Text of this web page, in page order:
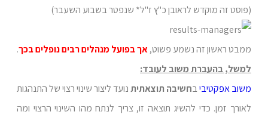
(פוסט זה מוקדש לראובן כ"ץ ז"ל* שנפטר בשבוע השעבר)
ממבט ראשון זה נשמע פשוט,אך בפועל מנהלים רבים נופלים בכך.
למשל, בהעברת משוב לעובד:
משוב אפקטיביבחשיבה תוצאתיתנועד ליצור שינוי רצוי של התנהגות
לאורך זמן. כדי להשיג תוצאה זו, צריך לנתח מהו השינוי הרצוי ומה